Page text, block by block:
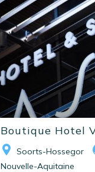
Boutique Hotel
Soorts-Hossegor
Nouvelle-Aquitaine